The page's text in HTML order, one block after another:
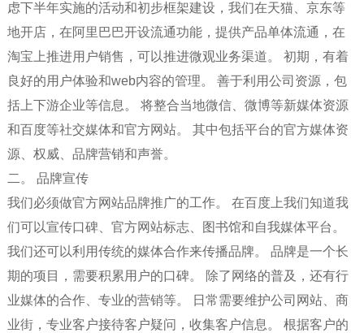
虑下半年实施的活动和初步框架建设，我们在天猫、京东等
地开店，在阿里巴巴开设流通功能，提供产品单体流通，在
淘宝上推进用户销售，可以推进微观业务渠道。 初期，有着
良好的用户体验和web内容的管理。 善于利用公司资源，包
括上下游企业等信息。 将整合当地微信、微博等新媒体资源
和百度等社交媒体和官方网站。 其中包括平台的官方媒体资
源、权威、品牌营销和声誉。
二。 品牌宣传
我们必须做官方网站品牌推广的工作。 在百度上我们知道我
们可以宣传口碑、官方网站标志、图书馆和自我媒体平台。
我们还可以利用传统的媒体合作来传播品牌。 品牌是一个长
期的项目，需要积累用户的口碑。 除了网络的普及，还有行
业媒体的合作、专业的营销等。 日常需要维护公司网站、商
业街，专业客户接待客户疑问，收集客户信息。 根据客户的